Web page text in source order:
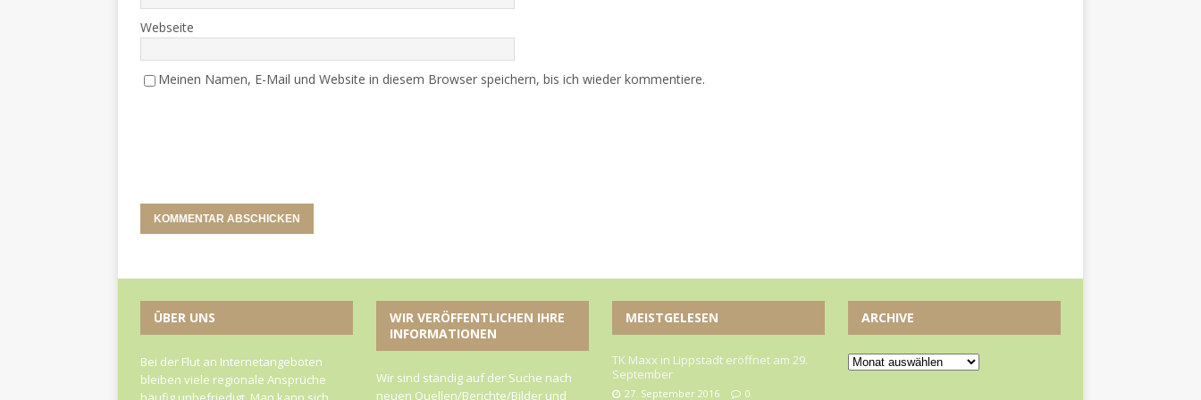
Webseite
Meinen Namen, E-Mail und Website in diesem Browser speichern, bis ich wieder kommentiere.
ÜBER UNS
Bei der Flut an Internetangeboten
bleiben viele regionale Ansprüche
WIR VERÖFFENTLICHEN IHRE
INFORMATIONEN
Wir sind ständig auf der Suche nach
neuen Quellen/Berichte/Bilder und
MEISTGELESEN
TK Maxx in Lippstadt eröffnet am 29.
September
27. September 2016 0
ARCHIVE